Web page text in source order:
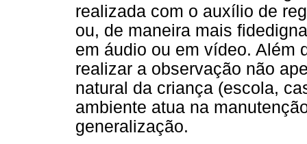
realizada com o auxílio de
ou, de maneira mais
em áudio ou em vídeo. Além
realizar a observação não
natural da criança (escola,
ambiente atua na
generalização.